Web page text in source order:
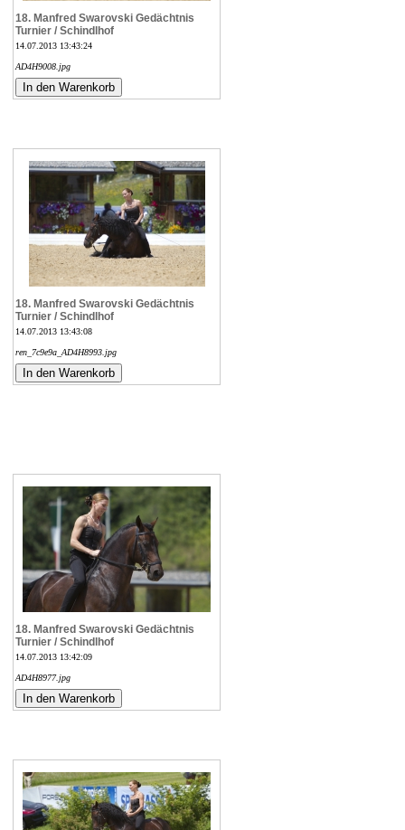
18. Manfred Swarovski Gedächtnis
Turnier / Schindlhof
14.07.2013 13:43:24
AD4H9008.jpg
18. Manfred Swarovski Gedächtnis
Turnier / Schindlhof
14.07.2013 13:43:08
ren_7c9e9a_AD4H8993.jpg
18. Manfred Swarovski Gedächtnis
Turnier / Schindlhof
14.07.2013 13:42:09
AD4H8977.jpg